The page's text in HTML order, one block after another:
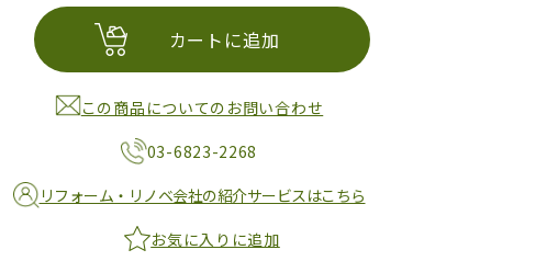
カートに追加
この商品についてのお問い合わせ
03-6823-2268
リフォーム・リノベ会社の紹介サービスはこちら
お気に入りに追加